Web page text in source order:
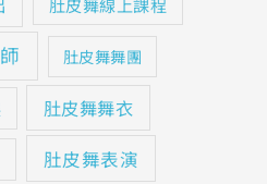
肚皮舞舞團
肚皮舞舞衣
肚皮舞表演